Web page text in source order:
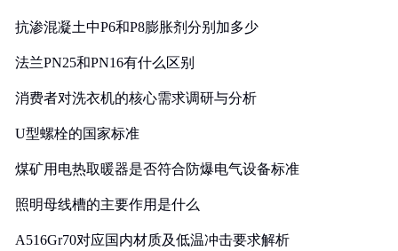
抗渗混凝土中P6和P8膨胀剂分别加多少
法兰PN25和PN16有什么区别
消费者对洗衣机的核心需求调研与分析
U型螺栓的国家标准
煤矿用电热取暖器是否符合防爆电气设备标准
照明母线槽的主要作用是什么
A516Gr70对应国内材质及低温冲击要求解析